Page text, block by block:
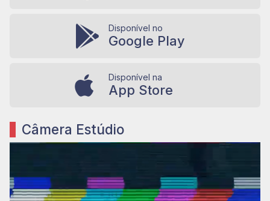
Disponível no
Google Play
Disponível na
App Store
Câmera Estúdio